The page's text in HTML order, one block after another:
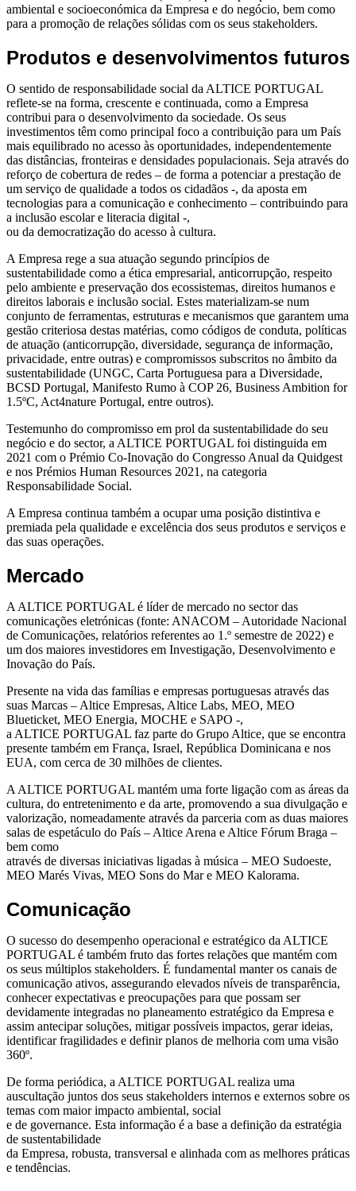
ambiental e socioeconómica da Empresa e do negócio, bem como
para a promoção de relações sólidas com os seus stakeholders.
Produtos e desenvolvimentos futuros
O sentido de responsabilidade social da ALTICE PORTUGAL
reflete-se na forma, crescente e continuada, como a Empresa
contribui para o desenvolvimento da sociedade. Os seus
investimentos têm como principal foco a contribuição para um País
mais equilibrado no acesso às oportunidades, independentemente
das distâncias, fronteiras e densidades populacionais. Seja através do
reforço de cobertura de redes – de forma a potenciar a prestação de
um serviço de qualidade a todos os cidadãos -, da aposta em
tecnologias para a comunicação e conhecimento – contribuindo para
a inclusão escolar e literacia digital -,
ou da democratização do acesso à cultura.
A Empresa rege a sua atuação segundo princípios de
sustentabilidade como a ética empresarial, anticorrupção, respeito
pelo ambiente e preservação dos ecossistemas, direitos humanos e
direitos laborais e inclusão social. Estes materializam-se num
conjunto de ferramentas, estruturas e mecanismos que garantem uma
gestão criteriosa destas matérias, como códigos de conduta, políticas
de atuação (anticorrupção, diversidade, segurança de informação,
privacidade, entre outras) e compromissos subscritos no âmbito da
sustentabilidade (UNGC, Carta Portuguesa para a Diversidade,
BCSD Portugal, Manifesto Rumo à COP 26, Business Ambition for
1.5ºC, Act4nature Portugal, entre outros).
Testemunho do compromisso em prol da sustentabilidade do seu
negócio e do sector, a ALTICE PORTUGAL foi distinguida em
2021 com o Prémio Co-Inovação do Congresso Anual da Quidgest
e nos Prémios Human Resources 2021, na categoria
Responsabilidade Social.
A Empresa continua também a ocupar uma posição distintiva e
premiada pela qualidade e excelência dos seus produtos e serviços e
das suas operações.
Mercado
A ALTICE PORTUGAL é líder de mercado no sector das
comunicações eletrónicas (fonte: ANACOM – Autoridade Nacional
de Comunicações, relatórios referentes ao 1.º semestre de 2022) e
um dos maiores investidores em Investigação, Desenvolvimento e
Inovação do País.
Presente na vida das famílias e empresas portuguesas através das
suas Marcas – Altice Empresas, Altice Labs, MEO, MEO
Blueticket, MEO Energia, MOCHE e SAPO -,
a ALTICE PORTUGAL faz parte do Grupo Altice, que se encontra
presente também em França, Israel, República Dominicana e nos
EUA, com cerca de 30 milhões de clientes.
A ALTICE PORTUGAL mantém uma forte ligação com as áreas da
cultura, do entretenimento e da arte, promovendo a sua divulgação e
valorização, nomeadamente através da parceria com as duas maiores
salas de espetáculo do País – Altice Arena e Altice Fórum Braga –
bem como
através de diversas iniciativas ligadas à música – MEO Sudoeste,
MEO Marés Vivas, MEO Sons do Mar e MEO Kalorama.
Comunicação
O sucesso do desempenho operacional e estratégico da ALTICE
PORTUGAL é também fruto das fortes relações que mantém com
os seus múltiplos stakeholders. É fundamental manter os canais de
comunicação ativos, assegurando elevados níveis de transparência,
conhecer expectativas e preocupações para que possam ser
devidamente integradas no planeamento estratégico da Empresa e
assim antecipar soluções, mitigar possíveis impactos, gerar ideias,
identificar fragilidades e definir planos de melhoria com uma visão
360º.
De forma periódica, a ALTICE PORTUGAL realiza uma
auscultação juntos dos seus stakeholders internos e externos sobre os
temas com maior impacto ambiental, social
e de governance. Esta informação é a base a definição da estratégia
de sustentabilidade
da Empresa, robusta, transversal e alinhada com as melhores práticas
e tendências.